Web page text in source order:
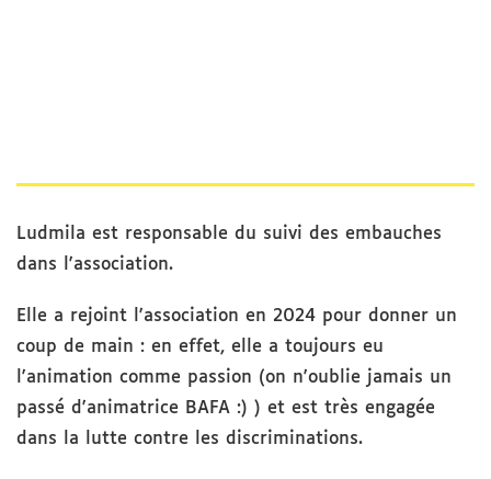
Ludmila est responsable du suivi des embauches
dans l'association.
Elle a rejoint l'association en 2024 pour donner un
coup de main : en effet, elle a toujours eu
l'animation comme passion (on n'oublie jamais un
passé d'animatrice BAFA :) ) et est très engagée
dans la lutte contre les discriminations.